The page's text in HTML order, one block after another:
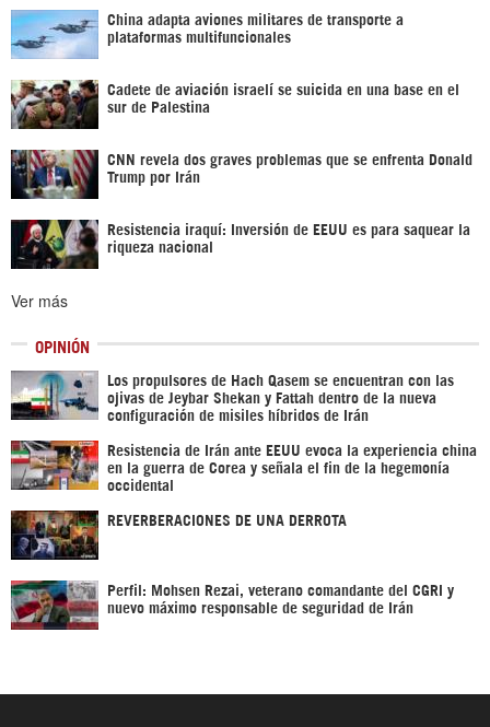
China adapta aviones militares de transporte a
plataformas multifuncionales
Cadete de aviación israelí se suicida en una base en el
sur de Palestina
CNN revela dos graves problemas que se enfrenta Donald
Trump por Irán
Resistencia iraquí: Inversión de EEUU es para saquear la
riqueza nacional
Ver más
OPINIÓN
Los propulsores de Hach Qasem se encuentran con las
ojivas de Jeybar Shekan y Fattah dentro de la nueva
configuración de misiles híbridos de Irán
Resistencia de Irán ante EEUU evoca la experiencia china
en la guerra de Corea y señala el fin de la hegemonía
occidental
REVERBERACIONES DE UNA DERROTA
Perfil: Mohsen Rezai, veterano comandante del CGRI y
nuevo máximo responsable de seguridad de Irán